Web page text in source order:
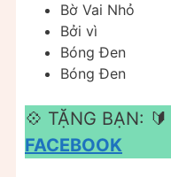
Bờ Vai Nhỏ
Bởi vì
Bóng Đen
Bóng Đen
💠 TẶNG BẠN: 🔰
FACEBOOK